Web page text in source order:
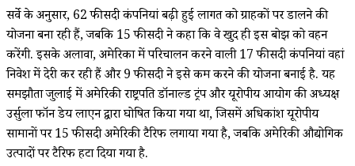
सर्वे के अनुसार, 62 फीसदी कंपनियां बढ़ी हुई लागत को ग्राहकों पर डालने की
योजना बना रही हैं, जबकि 15 फीसदी ने कहा कि वे खुद ही इस बोझ को वहन
करेंगी. इसके अलावा, अमेरिका में परिचालन करने वाली 17 फीसदी कंपनियां वहां
निवेश में देरी कर रही हैं और 9 फीसदी ने इसे कम करने की योजना बनाई है. यह
समझौता जुलाई में अमेरिकी राष्ट्रपति डॉनाल्ड ट्रंप और यूरोपीय आयोग की अध्यक्ष
उर्सुला फॉन डेय लाएन द्वारा घोषित किया गया था, जिसमें अधिकांश यूरोपीय
सामानों पर 15 फीसदी अमेरिकी टैरिफ लगाया गया है, जबकि अमेरिकी औद्योगिक
उत्पादों पर टैरिफ हटा दिया गया है.